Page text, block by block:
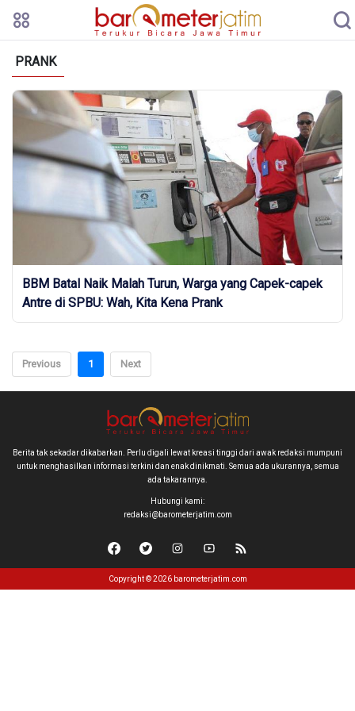
PRANK
BBM Batal Naik Malah Turun, Warga yang Capek-capek
Antre di SPBU: Wah, Kita Kena Prank
Previous 1 Next
Berita tak sekadar dikabarkan. Perlu digali lewat kreasi tinggi dari awak redaksi mumpuni
untuk menghasilkan informasi terkini dan enak dinikmati. Semua ada ukurannya, semua
ada takarannya.
Hubungi kami:
redaksi@barometerjatim.com
Copyright © 2026 barometerjatim.com